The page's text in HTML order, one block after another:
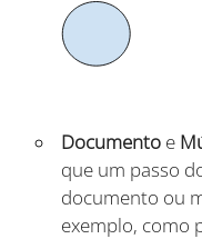
Documento e
que um passo
documento ou
exemplo, como